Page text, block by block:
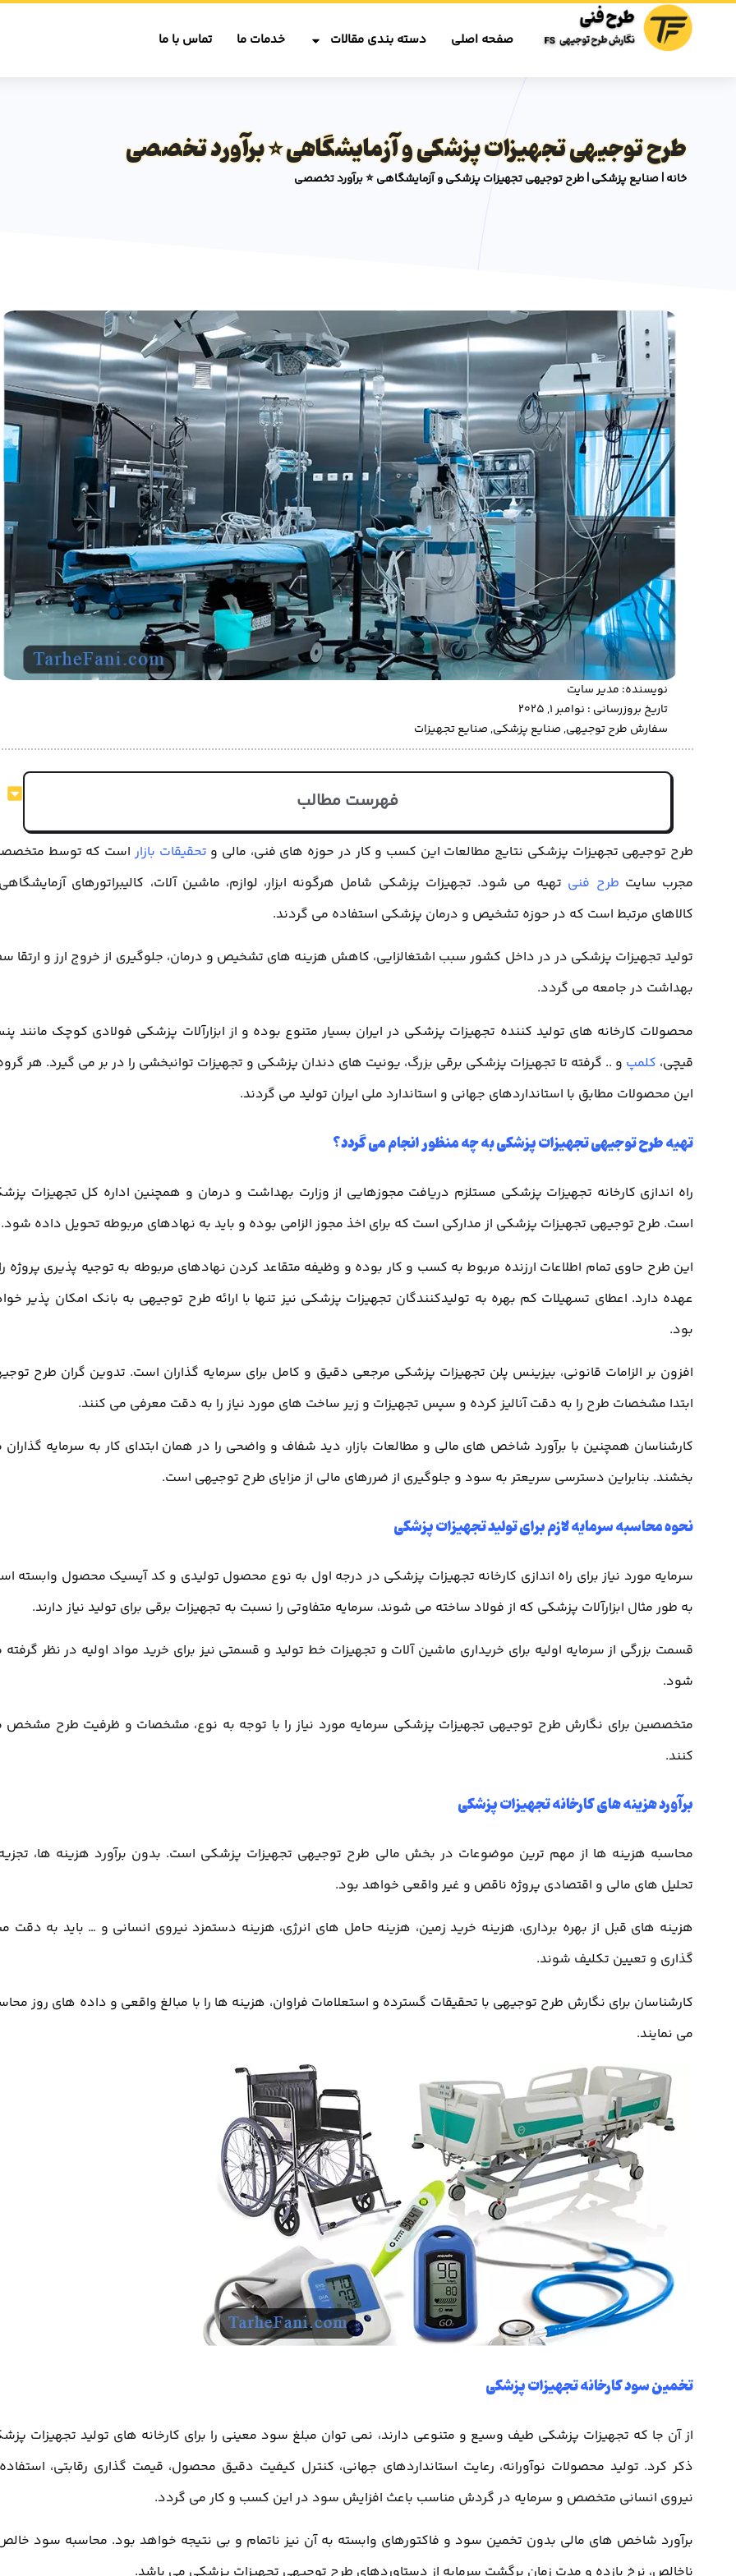
صفحه اصلی دسته بندی مقالات خدمات ما تماس با ما
طرح توجیهی تجهیزات پزشکی و آزمایشگاهی ⭐️ برآورد تخصصی
خانه|صنایع پزشکی|طرح توجیهی تجهیزات پزشکی و آزمایشگاهی ⭐️ برآورد تخصصی
نویسنده: مدیر سایت
تاریخ بروزرسانی : نوامبر 1, 2025
سفارش طرح توجیهی,صنایع پزشکی,صنایع تجهیزات
فهرست مطالب
طرح توجیهی تجهیزات پزشکی نتایج مطالعات این کسب و کار در حوزه های فنی، مالی و تحقیقات بازار است که توسط
مجرب سایت طرح فنی تهیه می شود. تجهیزات پزشکی شامل هرگونه ابزار، لوازم، ماشین آلات، کالیبراتورهای
کالاهای مرتبط است که در حوزه تشخیص و درمان پزشکی استفاده می گردند.
تولید تجهیزات پزشکی در در داخل کشور سبب اشتغالزایی، کاهش هزینه های تشخیص و درمان، جلوگیری از خروج ارز و ارتقا
بهداشت در جامعه می گردد.
محصولات کارخانه های تولید کننده تجهیزات پزشکی در ایران بسیار متنوع بوده و از ابزارآلات پزشکی فولادی کوچک مانند
قیچی، کلمپ و .. گرفته تا تجهیزات پزشکی برقی بزرگ، یونیت های دندان پزشکی و تجهیزات توانبخشی را در بر می گیرد. هر
این محصولات مطابق با استانداردهای جهانی و استاندارد ملی ایران تولید می گردند.
تهیه طرح توجیهی تجهیزات پزشکی به چه منظور انجام می گردد؟
راه اندازی کارخانه تجهیزات پزشکی مستلزم دریافت مجوزهایی از وزارت بهداشت و درمان و همچنین اداره کل تجهیزات
است. طرح توجیهی تجهیزات پزشکی از مدارکی است که برای اخذ مجوز الزامی بوده و باید به نهادهای مربوطه تحویل داده شود.
این طرح حاوی تمام اطلاعات ارزنده مربوط به کسب و کار بوده و وظیفه متقاعد کردن نهادهای مربوطه به توجیه پذیری پروژه
عهده دارد. اعطای تسهیلات کم بهره به تولیدکنندگان تجهیزات پزشکی نیز تنها با ارائه طرح توجیهی به بانک امکان پذیر
بود.
افزون بر الزامات قانونی، بیزینس پلن تجهیزات پزشکی مرجعی دقیق و کامل برای سرمایه گذاران است. تدوین گران طرح
ابتدا مشخصات طرح را به دقت آنالیز کرده و سپس تجهیزات و زیر ساخت های مورد نیاز را به دقت معرفی می کنند.
کارشناسان همچنین با برآورد شاخص های مالی و مطالعات بازار، دید شفاف و واضحی را در همان ابتدای کار به سرمایه
بخشند. بنابراین دسترسی سریعتر به سود و جلوگیری از ضررهای مالی از مزایای طرح توجیهی است.
نحوه محاسبه سرمایه لازم برای تولید تجهیزات پزشکی
سرمایه مورد نیاز برای راه اندازی کارخانه تجهیزات پزشکی در درجه اول به نوع محصول تولیدی و کد آیسیک محصول وابسته
به طور مثال ابزارآلات پزشکی که از فولاد ساخته می شوند، سرمایه متفاوتی را نسبت به تجهیزات برقی برای تولید نیاز دارند.
قسمت بزرگی از سرمایه اولیه برای خریداری ماشین آلات و تجهیزات خط تولید و قسمتی نیز برای خرید مواد اولیه در نظر
شود.
متخصصین برای نگارش طرح توجیهی تجهیزات پزشکی سرمایه مورد نیاز را با توجه به نوع، مشخصات و ظرفیت طرح مشخص
کنند.
برآورد هزینه های کارخانه تجهیزات پزشکی
محاسبه هزینه ها از مهم ترین موضوعات در بخش مالی طرح توجیهی تجهیزات پزشکی است. بدون برآورد هزینه ها،
تحلیل های مالی و اقتصادی پروژه ناقص و غیر واقعی خواهد بود.
هزینه های قبل از بهره برداری، هزینه خرید زمین، هزینه حامل های انرژی، هزینه دستمزد نیروی انسانی و … باید به دقت
گذاری و تعیین تکلیف شوند.
کارشناسان برای نگارش طرح توجیهی با تحقیقات گسترده و استعلامات فراوان، هزینه ها را با مبالغ واقعی و داده های روز
می نمایند.
تخمین سود کارخانه تجهیزات پزشکی
از آن جا که تجهیزات پزشکی طیف وسیع و متنوعی دارند، نمی توان مبلغ سود معینی را برای کارخانه های تولید تجهیزات
ذکر کرد. تولید محصولات نوآورانه، رعایت استانداردهای جهانی، کنترل کیفیت دقیق محصول، قیمت گذاری رقابتی،
نیروی انسانی متخصص و سرمایه در گردش مناسب باعث افزایش سود در این کسب و کار می گردد.
برآورد شاخص های مالی بدون تخمین سود و فاکتورهای وابسته به آن نیز ناتمام و بی نتیجه خواهد بود. محاسبه سود